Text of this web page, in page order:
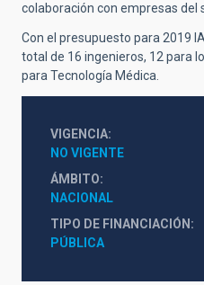
colaboración con empresas del
Con el presupuesto para 2019
total de 16 ingenieros, 12 para
para Tecnología Médica.
VIGENCIA
NO VIGENTE
ÁMBITO
NACIONAL
TIPO DE FINANCIACIÓN
PÚBLICA